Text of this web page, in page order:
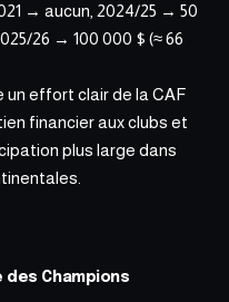
→ aucun, 2024/25 → 50
26 → 100 000 $ (≈ 66
un effort clair de la CAF
financier aux clubs et
plus large dans
des Champions